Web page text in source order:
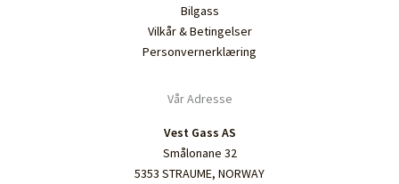
Bilgass
Vilkår & Betingelser
Personvernerklæring
Vår Adresse
Vest Gass AS
Smålonane 32
5353 STRAUME, NORWAY